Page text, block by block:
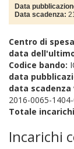
Data
Data scadenza:
Centro di
data
Codice bando:
data
data scadenza
2016-0065-
Totale
Incarichi